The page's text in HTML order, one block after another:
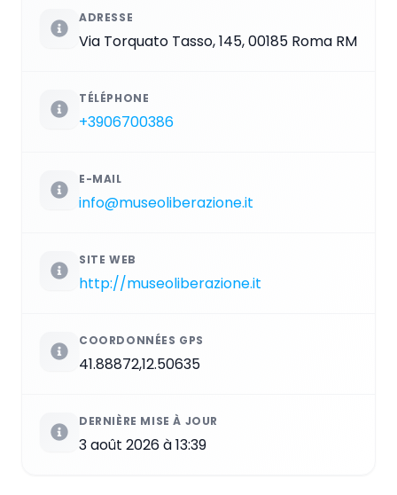
ADRESSE
Via Torquato Tasso, 145, 00185 Roma RM
TÉLÉPHONE
+3906700386
E-MAIL
info@museoliberazione.it
SITE WEB
http://museoliberazione.it
COORDONNÉES GPS
41.88872,12.50635
DERNIÈRE MISE À JOUR
3 août 2026 à 13:39